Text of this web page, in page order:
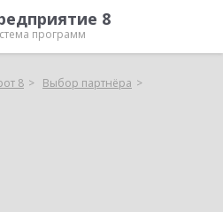
8
программ
8
Выбор партнёра